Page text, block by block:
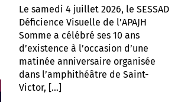
Le samedi 4 juillet 2026, le SESSAD
Déficience Visuelle de l’APAJH
Somme a célébré ses 10 ans
d’existence à l’occasion d’une
matinée anniversaire organisée
dans l’amphithéâtre de Saint-
Victor, […]